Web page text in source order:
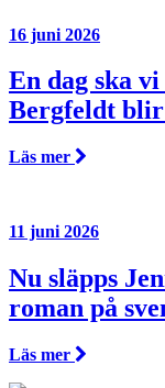
16 juni 2026
En dag ska
Bergfeldt
Läs mer
11 juni 2026
Nu släpps
roman på
Läs mer